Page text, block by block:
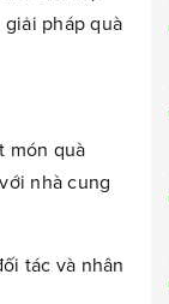
pháp quà
món quà
nhà cung
tác và nhân